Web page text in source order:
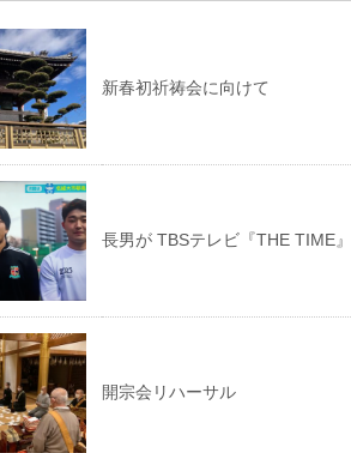
新春初祈祷会に向けて
長男が TBSテレビ『THE TIME』
開宗会リハーサル